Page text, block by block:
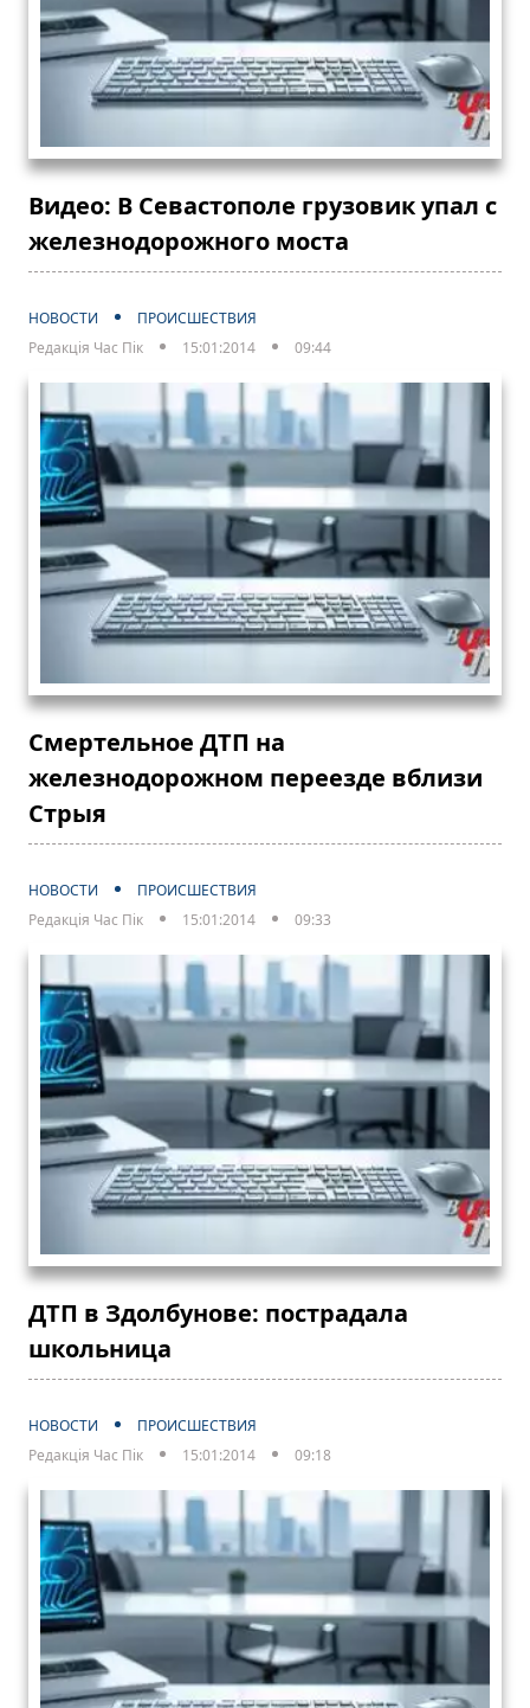
Видео: В Севастополе грузовик упал с
железнодорожного моста
НОВОСТИ
ПРОИСШЕСТВИЯ
Редакція Час Пік
15:01:2014 09:44
Смертельное ДТП на
железнодорожном переезде вблизи
Стрыя
НОВОСТИ
ПРОИСШЕСТВИЯ
Редакція Час Пік
15:01:2014 09:33
ДТП в Здолбунове: пострадала
школьница
НОВОСТИ
ПРОИСШЕСТВИЯ
Редакція Час Пік
15:01:2014 09:18